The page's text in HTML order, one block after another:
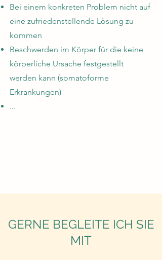
Bei einem konkreten Problem nicht auf
eine zufriedenstellende Lösung zu
kommen
Beschwerden im Körper für die keine
körperliche Ursache festgestellt
werden kann (somatoforme
Erkrankungen)
...
GERNE BEGLEITE ICH SIE
MIT